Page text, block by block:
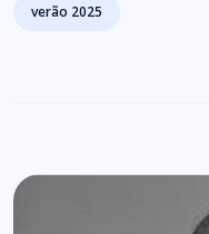
verão 2025